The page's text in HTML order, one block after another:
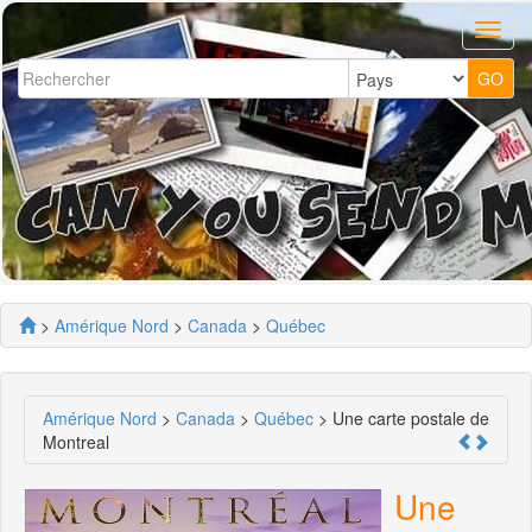
> Amérique Nord > Canada > Québec
Amérique Nord > Canada > Québec > Une carte postale de
Montreal
Une